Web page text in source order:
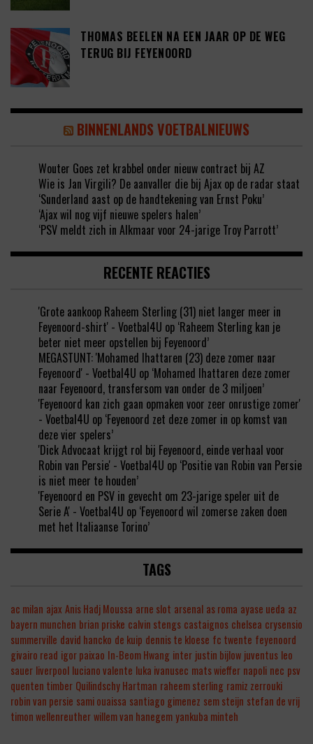
THOMAS BEELEN NA EEN JAAR OP DE WEG
TERUG BIJ FEYENOORD
BINNENLANDS VOETBALNIEUWS
Wouter Goes zet krabbel onder nieuw contract bij AZ
Wie is Jan Virgili? De aanvaller die bij Ajax op de radar staat
‘Sunderland aast op de handtekening van Ernst Poku’
‘Ajax wil nog vijf nieuwe spelers halen’
‘PSV meldt zich in Alkmaar voor 24-jarige Troy Parrott’
RECENTE REACTIES
'Grote aankoop Raheem Sterling (31) niet langer meer in
Feyenoord-shirt' - Voetbal4U op ‘Raheem Sterling kan je
beter niet meer opstellen bij Feyenoord’
MEGASTUNT: 'Mohamed Ihattaren (23) deze zomer naar
Feyenoord' - Voetbal4U op ‘Mohamed Ihattaren deze zomer
naar Feyenoord, transfersom van onder de 3 miljoen’
'Feyenoord kan zich gaan opmaken voor zeer onrustige zomer'
- Voetbal4U op ‘Feyenoord zet deze zomer in op komst van
deze vier spelers’
'Dick Advocaat krijgt rol bij Feyenoord, einde verhaal voor
Robin van Persie' - Voetbal4U op ‘Positie van Robin van Persie
is niet meer te houden’
'Feyenoord en PSV in gevecht om 23-jarige speler uit de
Serie A' - Voetbal4U op ‘Feyenoord wil zomerse zaken doen
met het Italiaanse Torino’
TAGS
ac milan ajax Anis Hadj Moussa arne slot arsenal as roma ayase ueda az
bayern munchen brian priske calvin stengs castaignos chelsea crysensio
summerville david hancko de kuip dennis te kloese fc twente feyenoord
givairo read igor paixao In-Beom Hwang inter justin bijlow juventus leo
sauer liverpool luciano valente luka ivanusec mats wieffer napoli nec psv
quenten timber Quilindschy Hartman raheem sterling ramiz zerrouki
robin van persie sami ouaissa santiago gimenez sem steijn stefan de vrij
timon wellenreutherwillem van hanegemyankuba minteh